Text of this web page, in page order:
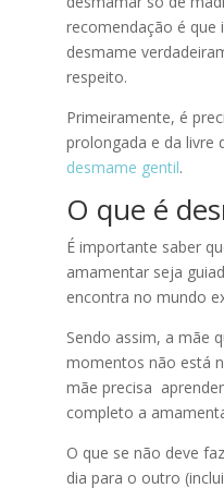
recomendação é
desmame
respeito.
Primeiramente, é
prolongada e da livre
desmame gentil.
O que é
É importante saber
amamentar seja
encontra no mundo
Sendo assim, a mãe
momentos não está
mãe precisa
completo a
O que se não deve
dia para o outro